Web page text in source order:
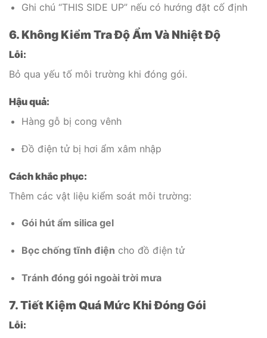
Ghi chú “THIS SIDE UP” nếu có hướng đặt cố định
6. Không Kiểm Tra Độ Ẩm Và Nhiệt Độ
Lỗi:
Bỏ qua yếu tố môi trường khi đóng gói.
Hậu quả:
Hàng gỗ bị cong vênh
Đồ điện tử bị hơi ẩm xâm nhập
Cách khắc phục:
Thêm các vật liệu kiểm soát môi trường:
Gói hút ẩm silica gel
Bọc chống tĩnh điện cho đồ điện tử
Tránh đóng gói ngoài trời mưa
7. Tiết Kiệm Quá Mức Khi Đóng Gói
Lỗi: